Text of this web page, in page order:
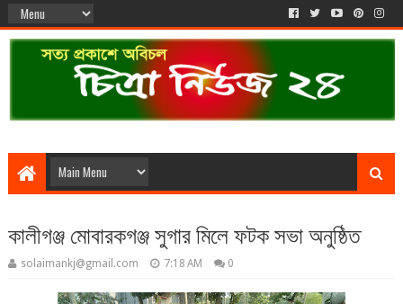
কালীগঞ্জ মোবারকগঞ্জ সুগার মিলে ফটক সভা অনুষ্ঠিত
solaimankj@gmail.com 7:18 AM 0